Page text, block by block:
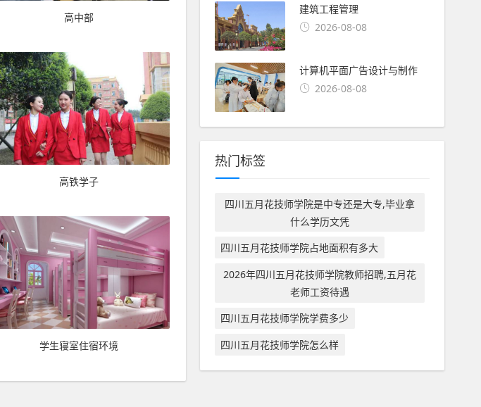
高中部
高铁学子
学生寝室住宿环境
建筑工程管理
2026-08-08
计算机平面广告设计与制作
2026-08-08
热门标签
四川五月花技师学院是中专还是大专,毕业拿
什么学历文凭
四川五月花技师学院占地面积有多大
2026年四川五月花技师学院教师招聘,五月花
老师工资待遇
四川五月花技师学院学费多少
四川五月花技师学院怎么样